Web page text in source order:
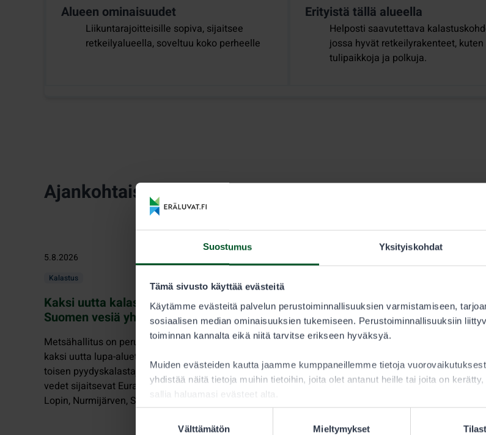
Suostumus Yksityiskohdat
Tämä sivusto käyttää evästeitä
Käytämme evästeitä palvelun perustoiminnallisuuksien varmistamiseen,
sosiaalisen median ominaisuuksien tukemiseen. Perustoiminnallisuuksiin
toiminnan kannalta eikä niitä tarvitse erikseen hyväksyä.
Muiden evästeiden kautta jaamme kumppaneillemme tietoja
yhdistää näitä tietoja muihin tietoihin, joita olet antanut heille tai joita on
sallia haluamasi evästeet alta.
Välttämätön Mieltymykset
Alueen ominaisuudet
Liikuntarajoitteisille sopiva, sijaitsee
retkeilyalueella, soveltuu koko perheelle
Erityistä tällä alueella
Helposti saavutettava
jossa hyvät retkeilyrakenteet, kuten
tulipaikkoja ja polkuja.
Ajankohtaista
5.8.2026
Kalastus
Kaksi uutta kalastusaluetta kokoaa Länsi-
Suomen vesiä yhden luvan alle
Metsähallitus on perustanut läntiseen Suomeen
kaksi uutta lupa-aluetta: yhden vapakalastajille ja
toisen pyydyskalastajille. Lupa-alueisiin kuuluvat
vedet sijaitsevat Eurajoen, Jämsän, Kankaanpään,
Lopin, Nurmijärven, Säkylän ja Tammelan kunnissa.
Kalastus voi olla paikoin tauolla
lämmenneiden vesien vuoksi –
kohteiden ajankohtainen tilanne
keskeytetään, jos vedet lämpenevät liikaa.
21.7. alkaen lupamyyntikatkoksia ei ole